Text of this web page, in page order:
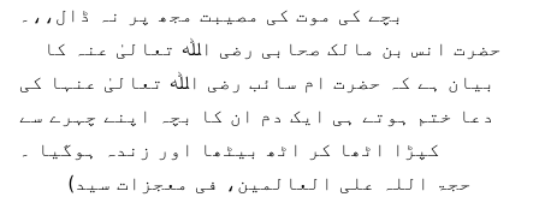
بچے کی موت کی مصیبت مجھ پر نہ ڈال،،۔
بیان ہے کہ حضرت ام سائب رضی اﷲ تعالیٰ عنہا کی
دعا ختم ہوتے ہی ایک دم ان کا بچہ اپنے چہرے سے
کپڑا اٹھا کر اٹھ بیٹھا اور زندہ ہوگیا ۔
(حجۃ اللہ علی العالمین، فی معجزات سید